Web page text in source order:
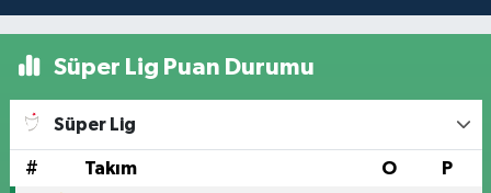
Süper Lig Puan Durumu
Süper Lig
# Takım O P